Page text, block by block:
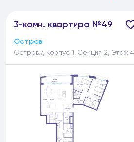
3-комн. квартира №49
Остров
Остров.7, Корпус 1, Секция 2, Этаж 4